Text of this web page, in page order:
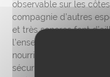
observable sur les
compagnie d’autres
et très sonores font
l’ensemble de la
nourrissent en grand
sécurité, dans des